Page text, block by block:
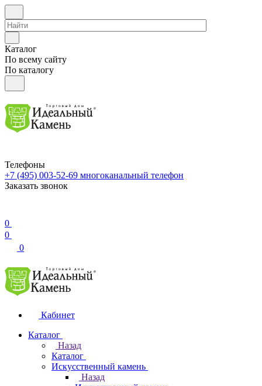
Каталог
По всему сайту
По каталогу
Телефоны
+7 (495) 003-52-69 многоканальный телефон
Заказать звонок
0
0
0
Кабинет
Каталог
Назад
Каталог
Искусственный камень
Назад